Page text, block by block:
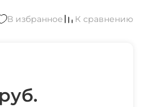
В избранное К сравнению
руб.